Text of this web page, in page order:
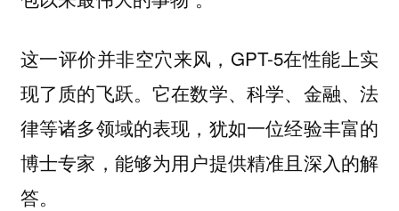
这一评价并非空穴来风，GPT-5在性能上实
现了质的飞跃。它在数学、科学、金融、法
律等诸多领域的表现，犹如一位经验丰富的
博士专家，能够为用户提供精准且深入的解
答。